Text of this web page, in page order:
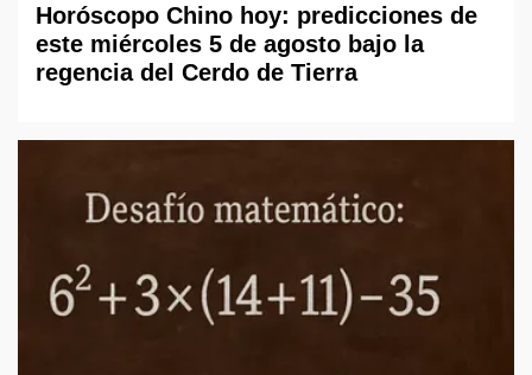
Horóscopo Chino hoy: predicciones de
este miércoles 5 de agosto bajo la
regencia del Cerdo de Tierra